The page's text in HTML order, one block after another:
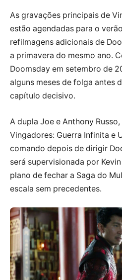
As gravações principais de
estão agendadas para o
refilmagens adicionais de
a primavera do mesmo ano.
Doomsday em setembro de
alguns meses de folga antes
capítulo decisivo.
A dupla Joe e Anthony
Vingadores: Guerra Infinita e
comando depois de dirigir
será supervisionada por
plano de fechar a Saga do
escala sem precedentes.